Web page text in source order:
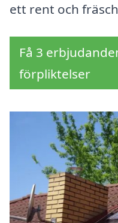
ett rent och
Få 3
förpliktelser